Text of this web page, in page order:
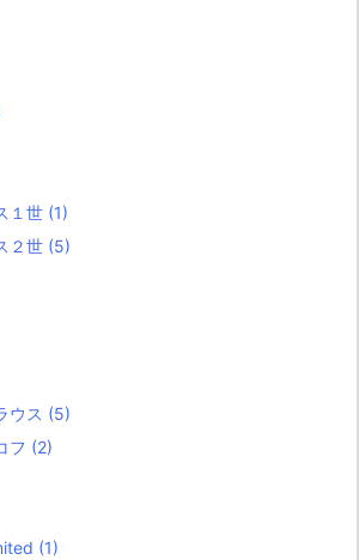
１世 (1)
２世 (5)
ウス (5)
フ (2)
(1)